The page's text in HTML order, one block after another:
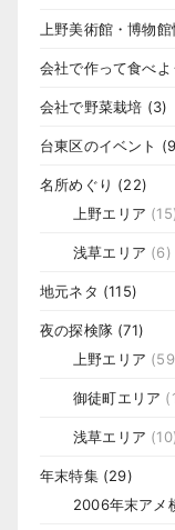
上野美術館・博物館
会社で作って食べよ
会社で野菜栽培 (3)
台東区のイベント
名所めぐり (22)
上野エリア
浅草エリア (6)
地元ネタ (115)
夜の探検隊 (71)
上野エリア
御徒町エリア
浅草エリア
年末特集(29)
2006年末アメ